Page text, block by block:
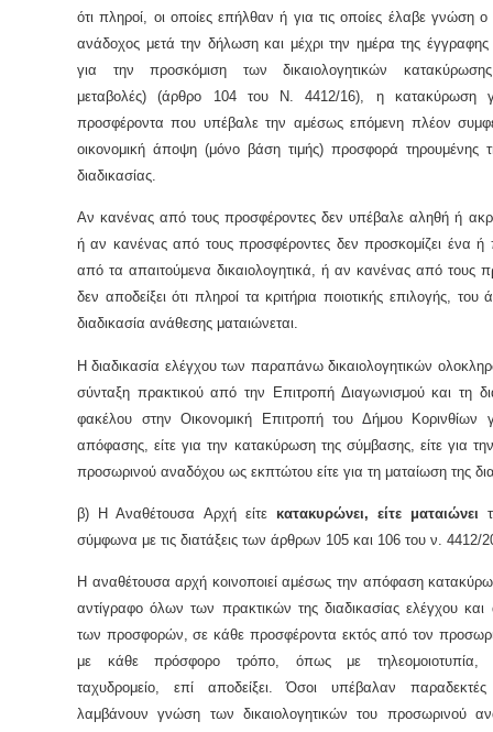
ότι πληροί, οι οποίες επήλθαν ή για τις οποίες έλαβε γνώση
ανάδοχος μετά την δήλωση και μέχρι την ημέρα της έγγραφης
για την προσκόμιση των δικαιολογητικών κατακύρωσης
μεταβολές) (άρθρο 104 του Ν. 4412/16), η κατακύρωση
προσφέροντα που υπέβαλε την αμέσως επόμενη πλέον
οικονομική άποψη (μόνο βάση τιμής) προσφορά τηρουμένης
διαδικασίας.
Αν κανένας από τους προσφέροντες δεν υπέβαλε αληθή ή
ή αν κανένας από τους προσφέροντες δεν προσκομίζει ένα ή
από τα απαιτούμενα δικαιολογητικά, ή αν κανένας από τους
δεν αποδείξει ότι πληροί τα κριτήρια ποιοτικής επιλογής,
διαδικασία ανάθεσης ματαιώνεται.
Η διαδικασία ελέγχου των παραπάνω δικαιολογητικών
σύνταξη πρακτικού από την Επιτροπή Διαγωνισμού και τη
φακέλου στην Οικονομική Επιτροπή του Δήμου Κορινθίων
απόφασης, είτε για την κατακύρωση της σύμβασης, είτε για
προσωρινού αναδόχου ως εκπτώτου είτε για τη ματαίωση της
β) Η Αναθέτουσα Αρχή είτε κατακυρώνει, είτε ματαιώνει
σύμφωνα με τις διατάξεις των άρθρων 105 και 106 του ν. 4412/
Η αναθέτουσα αρχή κοινοποιεί αμέσως την απόφαση
αντίγραφο όλων των πρακτικών της διαδικασίας ελέγχου και
των προσφορών, σε κάθε προσφέροντα εκτός από τον
με κάθε πρόσφορο τρόπο, όπως με τηλεομοιοτυπία,
ταχυδρομείο, επί αποδείξει. Όσοι υπέβαλαν
λαμβάνουν γνώση των δικαιολογητικών του προσωρινού